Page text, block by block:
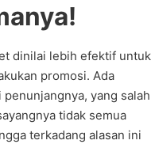
dinilai lebih efektif untuk
promosi. Ada
yang salah
tidak semua
terkadang alasan ini